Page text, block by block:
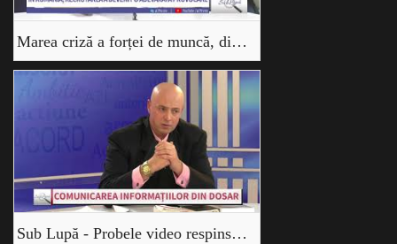
Marea criză a forței de muncă, din România. Cu Avocat Amedeo Dima
Sub Lupă - Probele video respinse de instanță - Amedeo Dima și Ovidiu Lungu